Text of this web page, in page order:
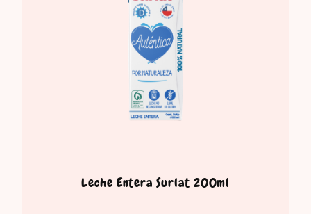
Leche Entera Surlat 200ml